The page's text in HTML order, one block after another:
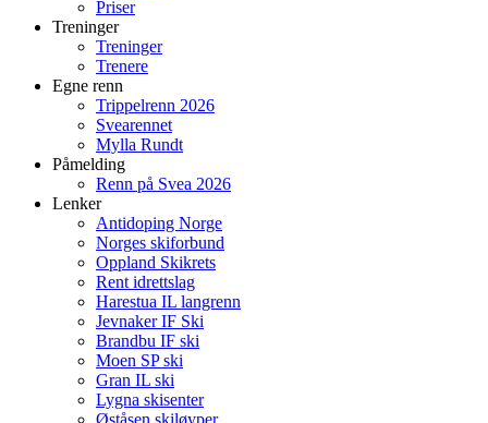
Priser
Treninger
Treninger
Trenere
Egne renn
Trippelrenn 2026
Svearennet
Mylla Rundt
Påmelding
Renn på Svea 2026
Lenker
Antidoping Norge
Norges skiforbund
Oppland Skikrets
Rent idrettslag
Harestua IL langrenn
Jevnaker IF Ski
Brandbu IF ski
Moen SP ski
Gran IL ski
Lygna skisenter
Øståsen skiløyper